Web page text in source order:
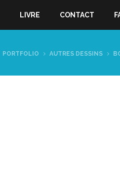
LIVRE CONTACT
PORTFOLIO AUTRES DESSINS